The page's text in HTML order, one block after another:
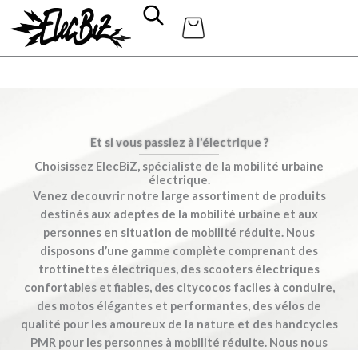
Aller
au
contenu
Et si vous passiez à l'électrique ?
Choisissez ElecBiZ, spécialiste de la mobilité urbaine
électrique.
Venez decouvrir notre large assortiment de produits
destinés aux adeptes de la mobilité urbaine et aux
personnes en situation de mobilité réduite. Nous
disposons d’une gamme complète comprenant des
trottinettes électriques, des scooters électriques
confortables et fiables, des citycocos faciles à conduire,
des motos élégantes et performantes, des vélos de
qualité pour les amoureux de la nature et des handcycles
PMR pour les personnes à mobilité réduite. Nous nous